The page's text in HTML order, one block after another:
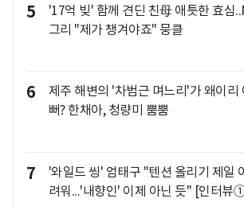
5
'17억 빚' 함께 견딘 친母 애틋한 효심
그리 "제가 챙겨야죠" 뭉클
6
제주 해변의 '차범근 며느리'가 왜이리
뻐? 한채아, 청량미 뿜뿜
7
'와일드 씽' 엄태구 "텐션 올리기 제일
려워...'내향인' 이제 아닌 듯" [인터뷰